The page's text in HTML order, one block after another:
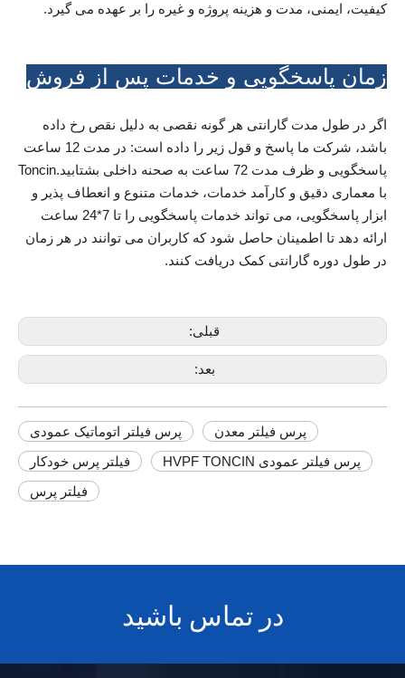
کیفیت، ایمنی، مدت و هزینه پروژه و غیره را بر عهده می گیرد.
زمان پاسخگویی و خدمات پس از فروش
اگر در طول مدت گارانتی هر گونه نقصی به دلیل نقص رخ داده
باشد، شرکت ما پاسخ و قول زیر را داده است: در مدت 12 ساعت
پاسخگویی و ظرف مدت 72 ساعت به صحنه داخلی بشتابید.Toncin
با معماری دقیق و کارآمد خدمات، خدمات متنوع و انعطاف پذیر و
ابزار پاسخگویی، می تواند خدمات پاسخگویی را تا 7*24 ساعت
ارائه دهد تا اطمینان حاصل شود که کاربران می توانند در هر زمان
در طول دوره گارانتی کمک دریافت کنند.
قبلی:
بعد:
پرس فیلتر اتوماتیک عمودی
پرس فیلتر معدن
فیلتر پرس خودکار
پرس فیلتر عمودی HVPF TONCIN
فیلتر پرس
در تماس باشید